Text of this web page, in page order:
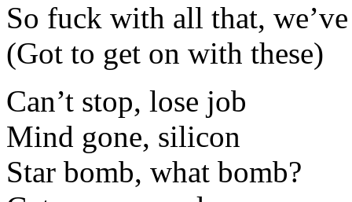
So fuck with all that,
(Got to get on with these)
Can’t stop, lose job
Mind gone, silicon
Star bomb, what bomb?